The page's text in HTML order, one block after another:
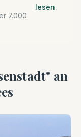
7.000
lesen
an